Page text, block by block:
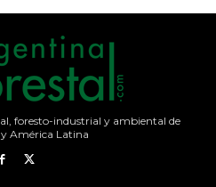
foresto-industrial y ambiental de
América Latina